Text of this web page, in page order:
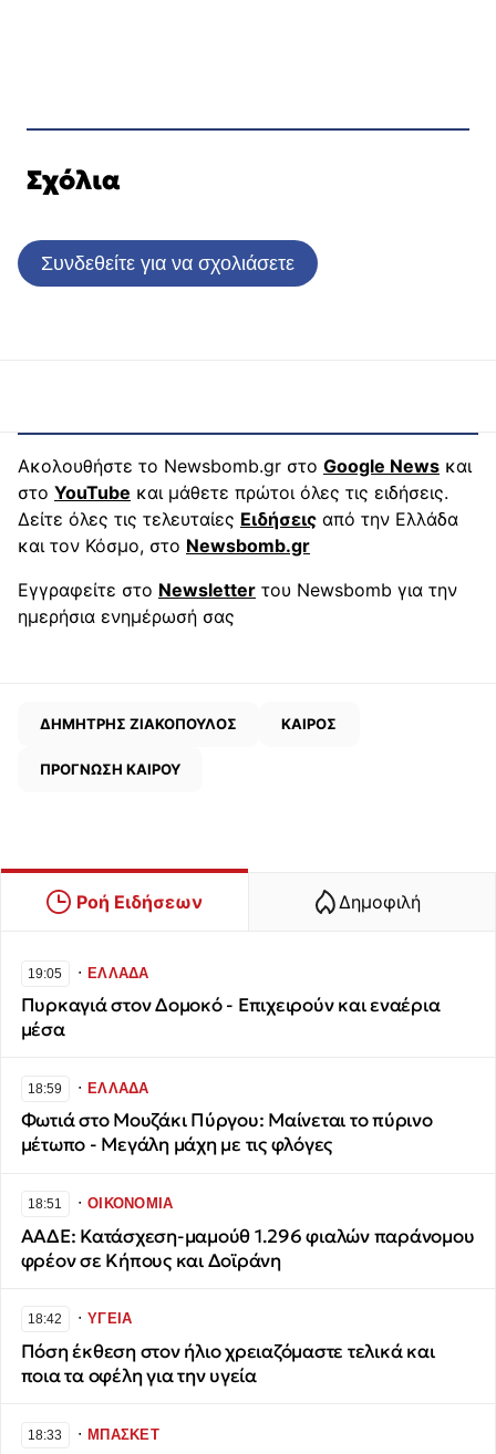
Σχόλια
Συνδεθείτε για να σχολιάσετε
Ακολουθήστε το Newsbomb.gr στο Google News και
στο YouTube και μάθετε πρώτοι όλες τις ειδήσεις.
Δείτε όλες τις τελευταίες Ειδήσεις από την Ελλάδα
και τον Κόσμο, στο Newsbomb.gr
Εγγραφείτε στο Newsletter του Newsbomb για την
ημερήσια ενημέρωσή σας
ΔΗΜΗΤΡΗΣ ΖΙΑΚΟΠΟΥΛΟΣ ΚΑΙΡΟΣ
ΠΡΟΓΝΩΣΗ ΚΑΙΡΟΥ
Ροή Ειδήσεων Δημοφιλή
19:05 ∙ΕΛΛΑΔΑ
Πυρκαγιά στον Δομοκό - Επιχειρούν και εναέρια
μέσα
18:59 ∙ΕΛΛΑΔΑ
Φωτιά στο Μουζάκι Πύργου: Μαίνεται το πύρινο
μέτωπο - Μεγάλη μάχη με τις φλόγες
18:51 ∙ΟΙΚΟΝΟΜΙΑ
ΑΑΔΕ: Κατάσχεση-μαμούθ 1.296 φιαλών παράνομου
φρέον σε Κήπους και Δοϊράνη
18:42 ∙ΥΓΕΙΑ
Πόση έκθεση στον ήλιο χρειαζόμαστε τελικά και
ποια τα οφέλη για την υγεία
18:33 ∙ΜΠΑΣΚΕΤ